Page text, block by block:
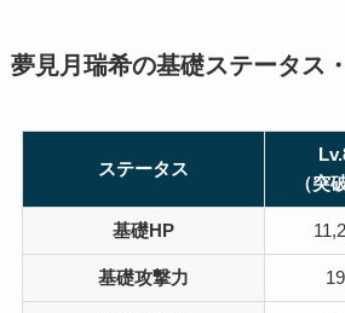
夢見月瑞希の基礎ステータス
ステータス
（突
基礎HP
基礎攻撃力